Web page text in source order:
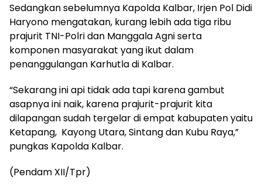
Sedangkan sebelumnya Kapolda Kalbar, Irjen Pol Didi
Haryono mengatakan, kurang lebih ada tiga ribu
prajurit TNI-Polri dan Manggala Agni serta
komponen masyarakat yang ikut dalam
penanggulangan Karhutla di Kalbar.
“Sekarang ini api tidak ada tapi karena gambut
asapnya ini naik, karena prajurit-prajurit kita
dilapangan sudah tergelar di empat kabupaten yaitu
Ketapang, Kayong Utara, Sintang dan Kubu Raya,”
pungkas Kapolda Kalbar.
(Pendam XII/Tpr)